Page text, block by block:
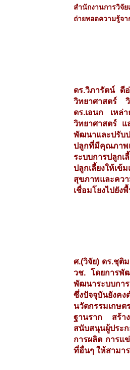
สำนักงานการวิจั
ถ่ายทอดความรู้จ
ดร.วิภารัตน์ ดี
วิทยาศาสตร์
ดร.เอนก เหล่
วิทยาศาสตร์ แ
พัฒนาและปรับ
ปลูกที่มีคุณภาพ
ระบบการปลูกเ
ปลูกเลี้ยงให้เ
สุขภาพและคว
เชื่อมโยงไปยัง
ศ.(วิจัย) ดร.ชุติ
วช. โดยการพั
พัฒนาระบบกา
ซึ่งปัจจุบันยังคง
นวัตกรรมเกษ
ฐานราก สร้า
สนับสนุนผู้ประ
การผลิต การแ
ที่อื่นๆ ให้สามา